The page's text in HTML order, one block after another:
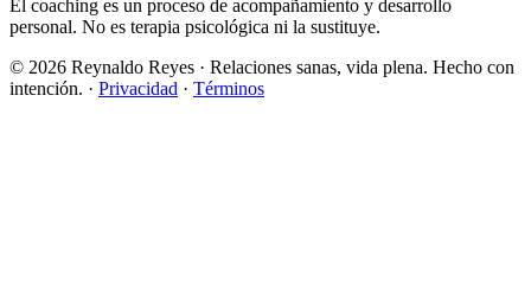
El coaching es un proceso de acompañamiento y desarrollo
personal. No es terapia psicológica ni la sustituye.
© 2026 Reynaldo Reyes · Relaciones sanas, vida plena. Hecho con
intención. · Privacidad · Términos